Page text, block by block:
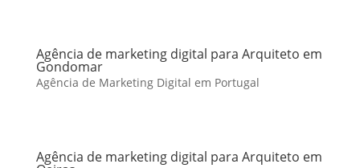
Agência de marketing digital para Arquiteto em
Gondomar
Agência de Marketing Digital em Portugal
Agência de marketing digital para Arquiteto em